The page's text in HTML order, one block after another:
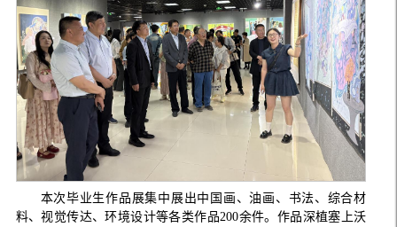
本次毕业生作品展集中展出中国画、油画、书法、综合材
料、视觉传达、环境设计等各类作品200余件。作品深植塞上沃